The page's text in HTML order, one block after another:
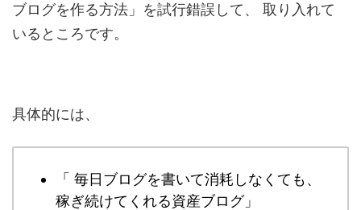
ブログを作る方法」を試行錯誤して、 取り入れて
いるところです。
具体的には、
「 毎日ブログを書いて消耗しなくても、
稼ぎ続けてくれる資産ブログ」